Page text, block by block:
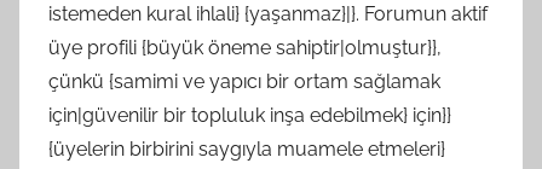
istemeden kural ihlali} {yaşanmaz}|}. Forumun aktif
üye profili {büyük öneme sahiptir|olmuştur}},
çünkü {samimi ve yapıcı bir ortam sağlamak
için|güvenilir bir topluluk inşa edebilmek} için}}
{üyelerin birbirini saygıyla muamele etmeleri}